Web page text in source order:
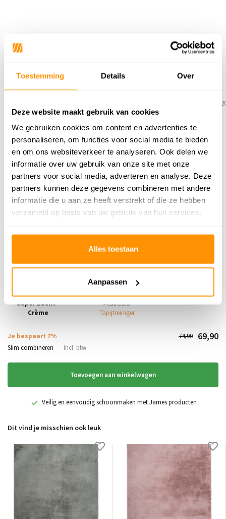
Toestemming Details Over
Deze website maakt gebruik van cookies
We gebruiken cookies om content en advertenties te
personaliseren, om functies voor social media te bieden
en om ons websiteverkeer te analyseren. Ook delen we
informatie over uw gebruik van onze site met onze
partners voor social media, adverteren en analyse. Deze
partners kunnen deze gegevens combineren met andere
informatie die u aan ze heeft verstrekt of die ze hebben
verzameld op basis van uw gebruik van hun services.
Alles toestaan
Aanpassen
Reviews
5/5
op 9 December
Toon1-3 van 4reacties 1 2
Schrijf je eigen review
Effen Hoogpolig
Super Zacht -
Crème
James Starterset
Vloerkleed &
Meubelstof
Tapijtreiniger
Je bespaart 7% 74,90 69,90
Slim combineren Incl. btw
Toevoegen aan winkelwagen
Veilig en eenvoudig schoonmaken met James producten
Dit vind je misschien ook leuk